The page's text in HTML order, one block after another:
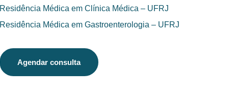
Residência Médica em Clínica Médica – UFRJ
Residência Médica em Gastroenterologia – UFRJ
Agendar consulta